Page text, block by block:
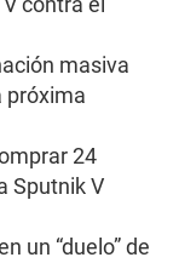
masiva
próxima
24
Sputnik V
un “duelo” de